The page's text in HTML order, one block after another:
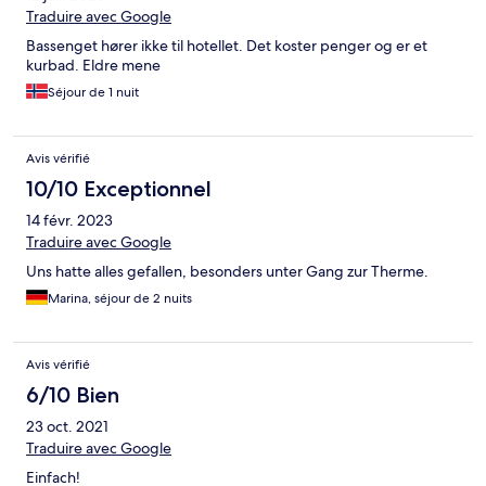
Traduire avec Google
Bassenget hører ikke til hotellet. Det koster penger og er et
kurbad. Eldre mene
Séjour de 1 nuit
Avis vérifié
10/10 Exceptionnel
14 févr. 2023
Traduire avec Google
Uns hatte alles gefallen, besonders unter Gang zur Therme.
Marina, séjour de 2 nuits
Avis vérifié
6/10 Bien
23 oct. 2021
Traduire avec Google
Einfach!